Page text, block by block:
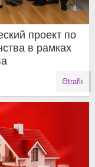
проект по
в рамках
Ətraflı